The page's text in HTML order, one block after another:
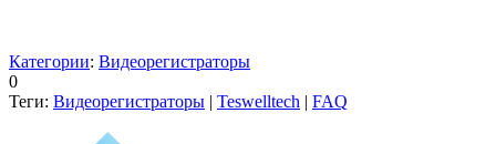
Категории: Видеорегистраторы
0
Теги: Видеорегистраторы | Teswelltech | FAQ